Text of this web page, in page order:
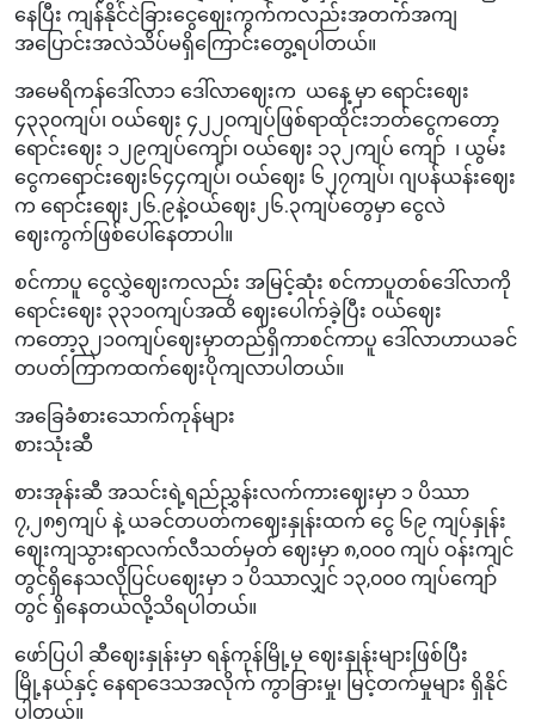
နေပြီး ကျန်နိုင်ငဲခြားငွေဈေးကွက်ကလည်းအတက်အကျ
အပြောင်းအလဲသိပ်မရှိကြောင်းတွေ့ရပါတယ်။
အမေရိကန်ဒေါ်လာ၁‌ ဒေါ်လာဈေးက ယနေ့ မှာ ရောင်းဈေး
၄၃၃၀ကျပ်၊ ဝယ်ဈေး ၄၂၂၀ကျပ်ဖြစ်ရာထိုင်းဘတ်ငွေကတော့
ရောင်းဈေး ၁၂၉ကျပ်ကျော်၊ ဝယ်ဈေး ၁၃၂ကျပ် ကျော် ၊ ယွမ်း
ငွေကရောင်းဈေး၆၄၄ကျပ်၊ ဝယ်ဈေး ၆၂၇ကျပ်၊ ဂျပန်ယန်းဈေး
က ရောင်းဈေး၂၆.၉နဲ့ဝယ်ဈေး၂၆.၃ကျပ်တွေမှာ ငွေလဲ
ဈေးကွက်ဖြစ်ပေါ်နေတာပါ။
စင်ကာပူ ငွေလွှဲဈေးကလည်း အမြင့်ဆုံး စင်ကာပူတစ်ဒေါ်လာကို
ရောင်းဈေး ၃၃၁၀ကျပ်အထိ ဈေးပေါက်ခဲ့ပြီး ဝယ်ဈေး
ကတော့၃၂၁၀ကျပ်ဈေးမှာတည်ရှိကာစင်ကာပူ‌ ဒေါ်လာဟာယခင်
တပတ်ကြာကထက်ဈေးပိုကျလာပါတယ်။
အခြေခံစားသောက်ကုန်များ
စားသုံးဆီ
စားအုန်းဆီ အသင်းရဲ့ရည်ညွှန်းလက်ကားဈေးမှာ ၁ ပိဿာ
၇,၂၈၅ကျပ် နဲ့ ယခင်တပတ်ကဈေးနှုန်းထက် ငွေ ၆၉ ကျပ်နှုန်း
ဈေးကျသွားရာလက်လီသတ်မှတ် ဈေးမှာ ၈,၀၀၀ ကျပ် ဝန်းကျင်
တွင်ရှိနေသလိုပြင်ပဈေးမှာ ၁ ပိဿာလျှင် ၁၃,၀၀၀ ကျပ်ကျော်
တွင် ရှိနေတယ်လို့သိရပါတယ်။
ဖော်ပြပါ ဆီဈေးနှုန်းမှာ ရန်ကုန်မြို့မှ ဈေးနှုန်းများဖြစ်ပြီး
မြို့နယ်နှင့် နေရာဒေသအလိုက် ကွာခြားမှု၊ မြင့်တက်မှုများ ရှိနိုင်
ပါတယ်။